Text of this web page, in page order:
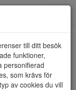
till ditt besök
funktioner,
personifierad
som krävs för
av cookies du vill